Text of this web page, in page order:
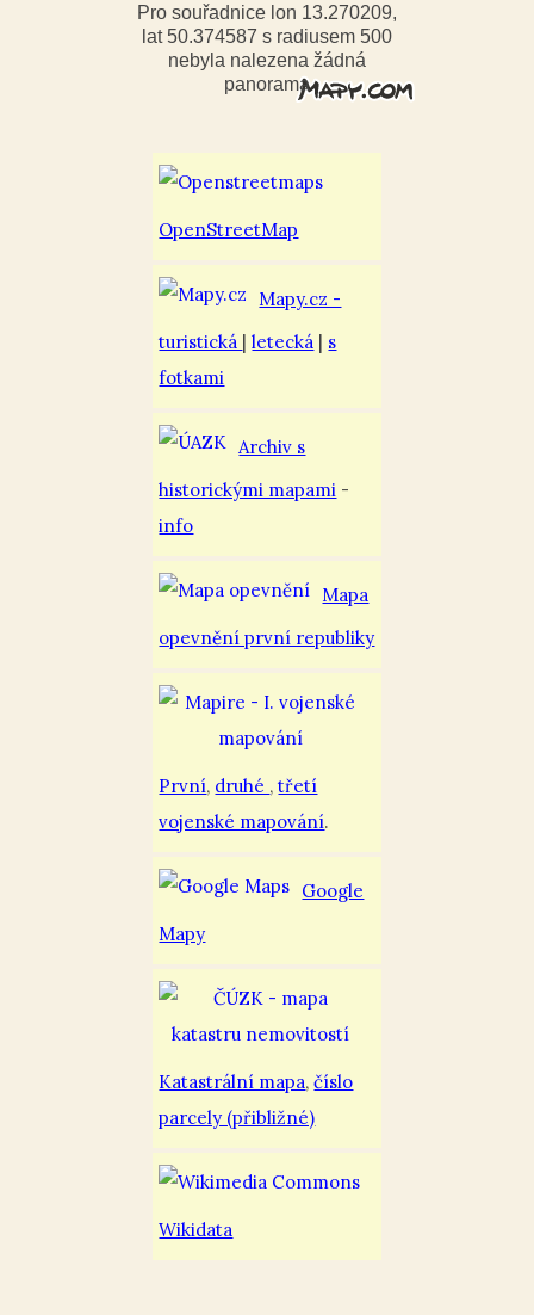
Pro souřadnice lon 13.270209,
lat 50.374587 s radiusem 500
nebyla nalezena žádná
panorama
OpenStreetMap
Mapy.cz -
turistická |letecká | s
fotkami
Archiv s
historickými mapami -
info
Mapa
opevnění první republiky
První, druhé ,třetí
vojenské mapování.
Google
Mapy
Katastrální mapa,číslo
parcely (přibližné)
Wikidata